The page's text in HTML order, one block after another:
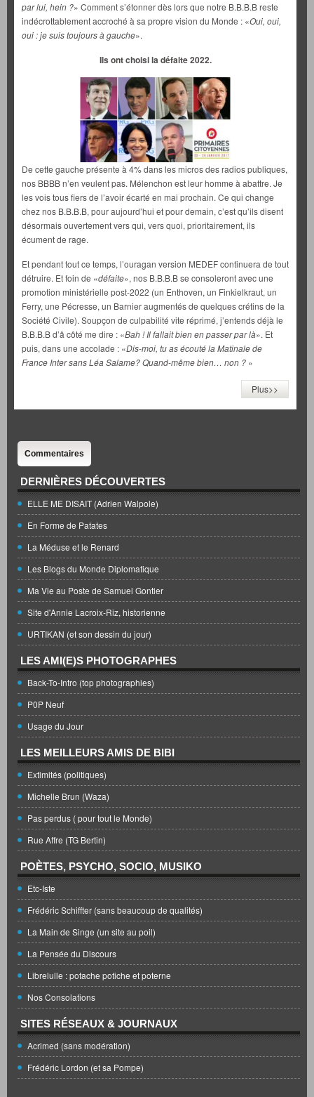
par lui, hein ?» Comment s’étonner dès lors que notre B.B.B.B reste
indécrottablement accroché à sa propre vision du Monde : «Oui, oui,
oui : je suis toujours à gauche».
Ils ont choisi la défaite 2022.
De cette gauche présente à 4% dans les micros des radios publiques,
nos BBBB n’en veulent pas. Mélenchon est leur homme à abattre. Je
les vois tous fiers de l’avoir écarté en mai prochain. Ce qui change
chez nos B.B.B.B, pour aujourd’hui et pour demain, c’est qu’ils disent
désormais ouvertement vers qui, vers quoi, prioritairement, ils
écument de rage.
Et pendant tout ce temps, l’ouragan version MEDEF continuera de tout
détruire. Et foin de «défaite», nos B.B.B.B se consoleront avec une
promotion ministérielle post-2022 (un Enthoven, un Finkielkraut, un
Ferry, une Pécresse, un Barnier augmentés de quelques crétins de la
Société Civile). Soupçon de culpabilité vite réprimé, j’entends déjà le
B.B.B.B d’â côté me dire : «Bah ! Il fallait bien en passer par là». Et
puis, dans une accolade : «Dis-moi, tu as écouté la Matinale de
France Inter sans Léa Salame?Quand-même bien… non ? »
Plus>>
Commentaires
DERNIÈRES DÉCOUVERTES
ELLE ME DISAIT (Adrien Walpole)
En Forme de Patates
La Méduse et le Renard
Les Blogs du Monde Diplomatique
Ma Vie au Poste de Samuel Gontier
Site d'Annie Lacroix-Riz, historienne
URTIKAN (et son dessin du jour)
LES AMI(E)S PHOTOGRAPHES
Back-To-Intro (top photographies)
P0P Neuf
Usage du Jour
LES MEILLEURS AMIS DE BIBI
Extimités (politiques)
Michelle Brun (Waza)
Pas perdus ( pour tout le Monde)
Rue Affre (TG Bertin)
POÈTES, PSYCHO, SOCIO, MUSIKO
Etc-Iste
Frédéric Schiffter (sans beaucoup de qualités)
La Main de Singe (un site au poil)
La Pensée du Discours
Librelulle : potache potiche et poterne
Nos Consolations
SITES RÉSEAUX & JOURNAUX
Acrimed (sans modération)
Frédéric Lordon (et sa Pompe)